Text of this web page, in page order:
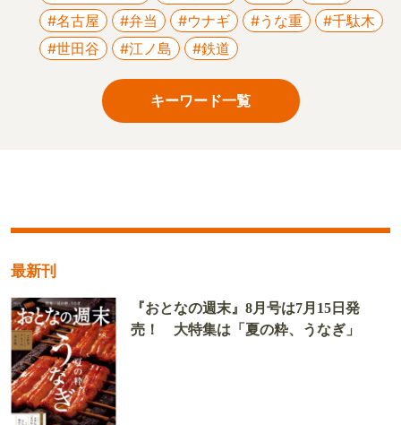
#名古屋
#弁当 #ウナギ #うな重
#千駄木
#世田谷
#江ノ島 #鉄道
キーワード一覧
最新刊
『おとなの週末』8月号は7月15日発
売！ 大特集は「夏の粋、うなぎ」